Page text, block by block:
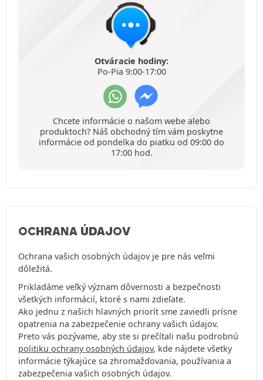
Otváracie hodiny:
Po-Pia 9:00-17:00
Chcete informácie o našom webe alebo
produktoch? Náš obchodný tím vám poskytne
informácie od pondelka do piatku od 09:00 do
17:00 hod.
OCHRANA ÚDAJOV
Ochrana vašich osobných údajov je pre nás veľmi
dôležitá.
Prikladáme veľký význam dôvernosti a bezpečnosti
všetkých informácií, ktoré s nami zdieľate.
Ako jednu z našich hlavných priorít sme zaviedli prísne
opatrenia na zabezpečenie ochrany vašich údajov.
Preto vás pozývame, aby ste si prečítali našu podrobnú
politiku ochrany osobných údajov, kde nájdete všetky
informácie týkajúce sa zhromažďovania, používania a
zabezpečenia vašich osobných údajov.